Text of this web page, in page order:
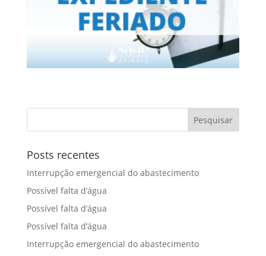
Posts recentes
Interrupção emergencial do abastecimento
Possível falta d’água
Possível falta d’água
Possível falta d’água
Interrupção emergencial do abastecimento